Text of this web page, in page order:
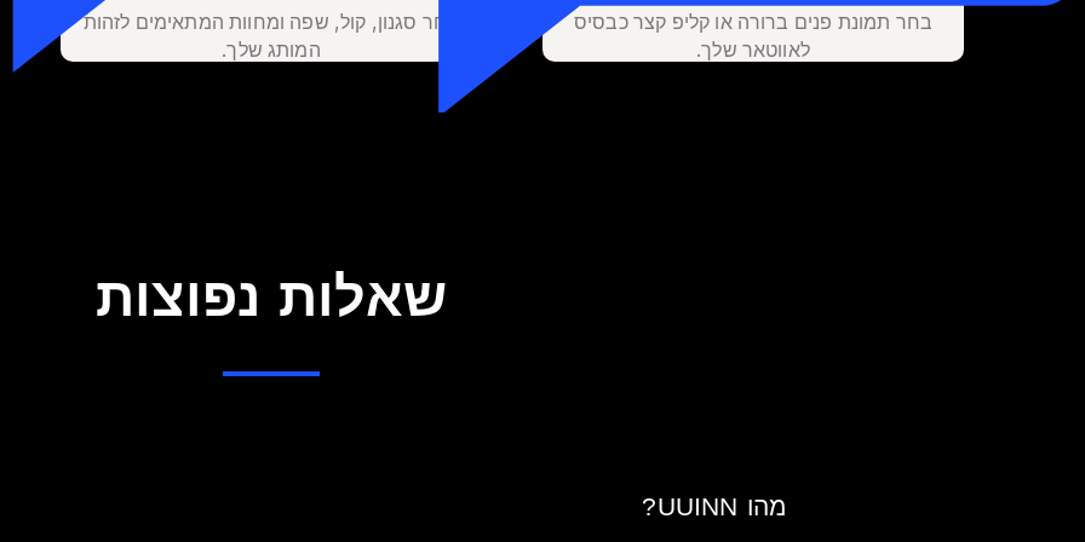
בחר תמונת פנים ברורה או קליפ קצר כבסיס
לאווטאר שלך.
בחר סגנון, קול, שפה ומחוות המתאימים לזהות
המותג שלך.
שאלות נפוצות
מהו UUINN?